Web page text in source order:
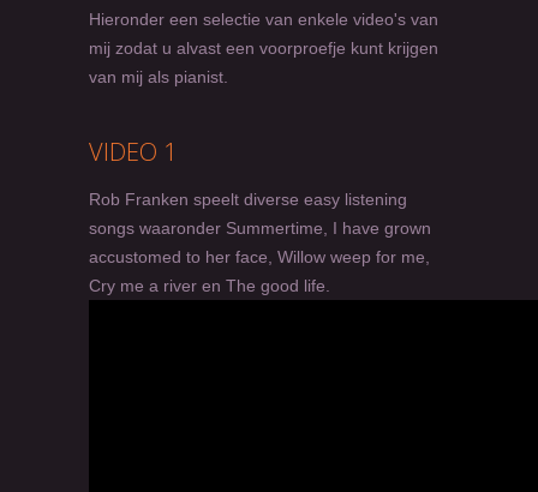
Hieronder een selectie van enkele video's van
mij zodat u alvast een voorproefje kunt krijgen
van mij als pianist.
VIDEO 1
Rob Franken speelt diverse easy listening
songs waaronder Summertime, I have grown
accustomed to her face, Willow weep for me,
Cry me a river en The good life.